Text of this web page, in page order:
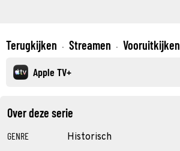
Over deze serie
GENRE Historisch
Terugkijken · Streamen · Vooruitkijken
Apple TV+